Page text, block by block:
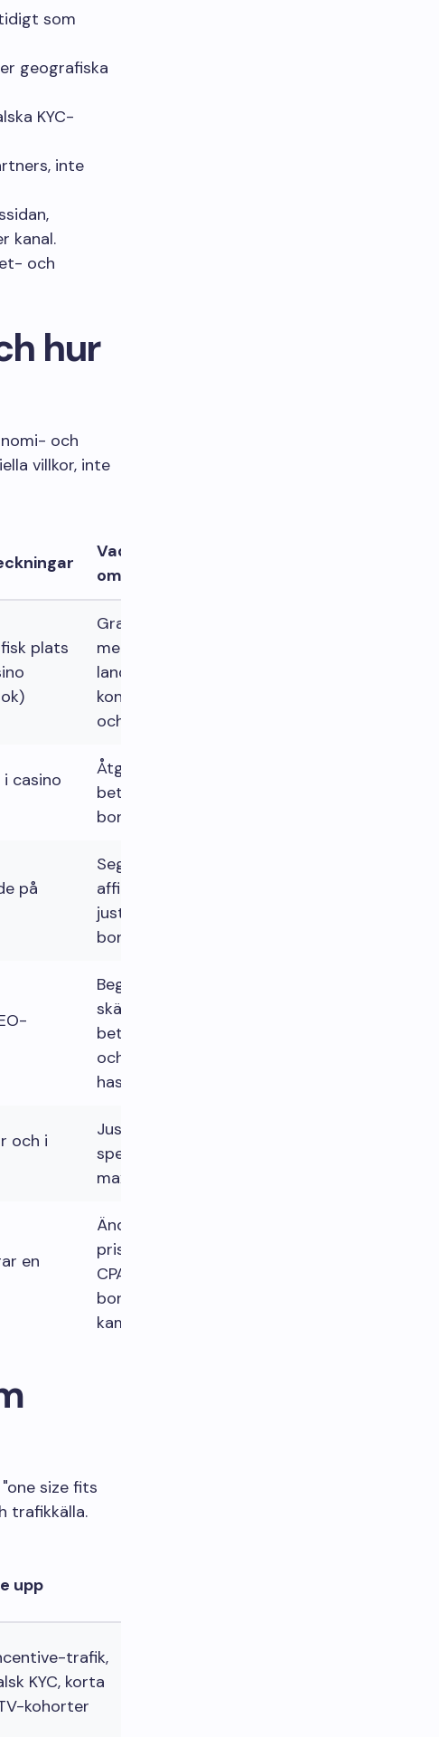
som
geografiska
KYC-
inte
kanal.
och
hur
och
villkor, inte
Vad man ska göra
om det driver
plats
Granska friktionen
mellan
landningsvägen;
kontrollera enhet
och betalningsmix
casino
Åtgärda KYC-steg,
betalningsfel,
bonustydlighet
på
Segmentera efter
affiliate och kohort;
justera
bonusstrukturen
Begränsa trafiken;
skärpa
betalningsregler
och
hastighetskontroller
och i
Justera satsning,
spelbidrag,
maxinsatstak
en
Ändra
prissättningen för
CPA/RevShare; ta
bort läckande
kampanjer
size fits
trafikkälla.
upp
trafik,
KYC, korta
kohorter